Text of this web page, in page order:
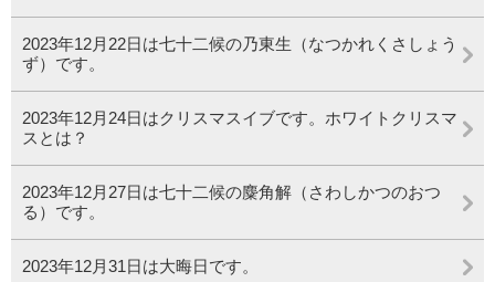
2023年12月22日は七十二候の乃東生（なつかれくさしょう
ず）です。
2023年12月24日はクリスマスイブです。ホワイトクリスマ
スとは？
2023年12月27日は七十二候の麋角解（さわしかつのおつ
る）です。
2023年12月31日は大晦日です。